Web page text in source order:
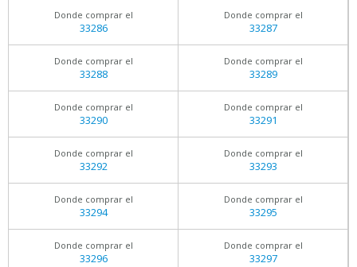
Donde comprar el
33286
Donde comprar el
33287
Donde comprar el
33288
Donde comprar el
33289
Donde comprar el
33290
Donde comprar el
33291
Donde comprar el
33292
Donde comprar el
33293
Donde comprar el
33294
Donde comprar el
33295
Donde comprar el
33296
Donde comprar el
33297